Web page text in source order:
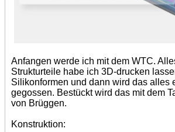
Anfangen werde ich mit dem WTC.
Strukturteile habe ich 3D-drucken
Silikonformen und dann wird das alles
gegossen. Bestückt wird das mit dem
von Brüggen.
Konstruktion: